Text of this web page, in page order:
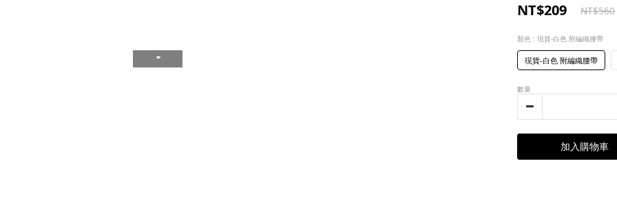
NT$209 NT$560
顏色 : 現貨-白色 附編織腰帶
現貨-白色 附編織腰帶
數量
加入購物車